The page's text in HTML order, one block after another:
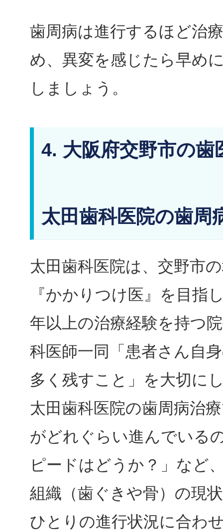
歯周病は進行するほど治
め、異変を感じたら早め
しましょう。
4. 大阪府交野市の歯
太田歯科医院の歯周
太田歯科医院は、交野市
『かかりつけ医』を目指
年以上の治療経験を持つ
科医師一同「患者さん自
多く残すこと」を大切に
太田歯科医院の歯周病治
がどれぐらい進んでいる
ピードはどうか？」など
組織（歯ぐきや骨）の現
ひとりの進行状況に合わ